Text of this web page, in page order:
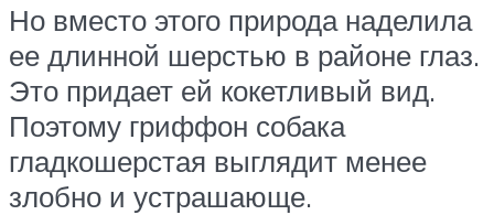
Но вместо этого природа наделила
ее длинной шерстью в районе глаз.
Это придает ей кокетливый вид.
Поэтому гриффон собака
гладкошерстая выглядит менее
злобно и устрашающе.